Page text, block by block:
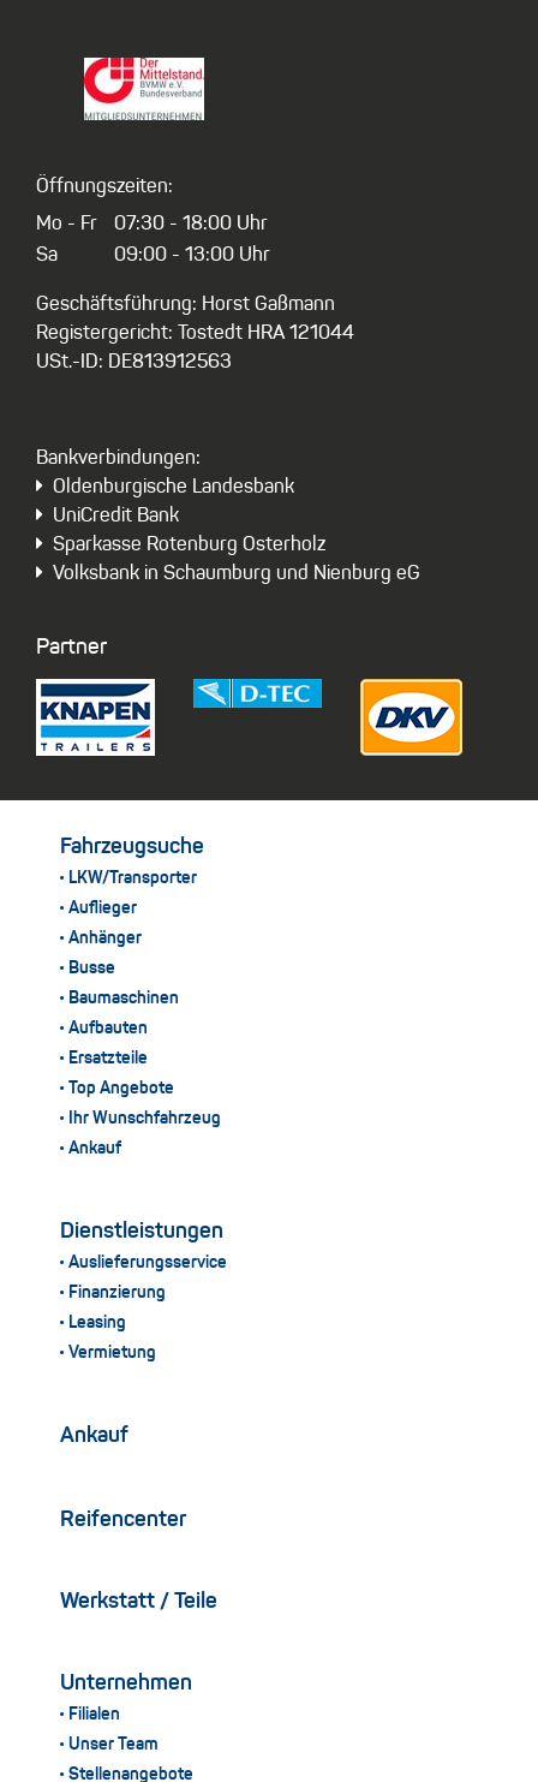
Öffnungszeiten:
Mo - Fr
Sa
07:30 - 18:00 Uhr
09:00 - 13:00 Uhr
Geschäftsführung: Horst Gaßmann
Registergericht: Tostedt HRA 121044
USt.-ID: DE813912563
Bankverbindungen:
Oldenburgische Landesbank
UniCredit Bank
Sparkasse Rotenburg Osterholz
Volksbank in Schaumburg und Nienburg eG
Partner
Fahrzeugsuche
LKW/Transporter
Auflieger
Anhänger
Busse
Baumaschinen
Aufbauten
Ersatzteile
Top Angebote
Ihr Wunschfahrzeug
Ankauf
Dienstleistungen
Auslieferungsservice
Finanzierung
Leasing
Vermietung
Ankauf
Reifencenter
Werkstatt / Teile
Unternehmen
Filialen
Unser Team
Stellenangebote